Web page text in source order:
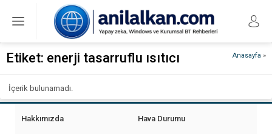
Anasayfa »
Etiket: enerji tasarruflu ısıtıcı
İçerik bulunamadı.
Hakkımızda Hava Durumu